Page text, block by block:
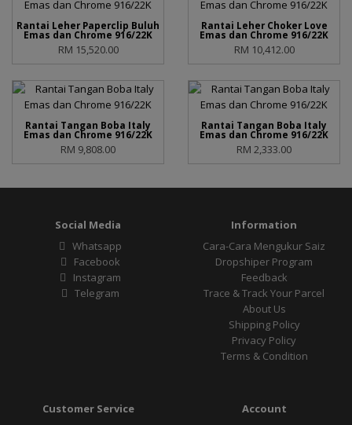
Rantai Leher Paperclip Buluh
Emas dan Chrome 916/22K
RM 15,520.00
Rantai Leher Choker Love
Emas dan Chrome 916/22K
RM 10,412.00
Rantai Tangan Boba Italy
Emas dan Chrome 916/22K
RM 9,808.00
Rantai Tangan Boba Italy
Emas dan Chrome 916/22K
RM 2,333.00
Social Media
Whatsapp
Facebook
Instagram
Telegram
Information
Cara-Cara Mengukur Saiz
Dropshiper Program
Feedback
Trace & Track Your Parcel
About Us
Shipping Policy
Privacy Policy
Terms & Condition
Customer Service
Account